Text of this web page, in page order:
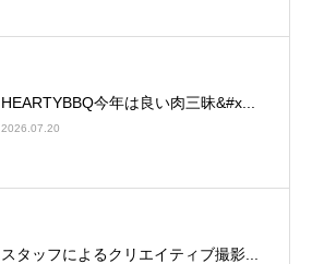
HEARTYBBQ今年は良い肉三昧&#x...
2026.07.20
スタッフによるクリエイティブ撮影...